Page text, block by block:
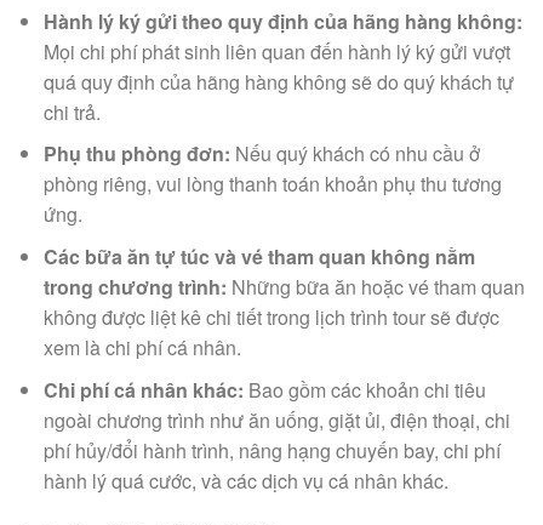
Hành lý ký gửi theo quy định của hãng hàng không:
Mọi chi phí phát sinh liên quan đến hành lý ký gửi vượt
quá quy định của hãng hàng không sẽ do quý khách tự
chi trả.
Phụ thu phòng đơn: Nếu quý khách có nhu cầu ở
phòng riêng, vui lòng thanh toán khoản phụ thu tương
ứng.
Các bữa ăn tự túc và vé tham quan không nằm
trong chương trình: Những bữa ăn hoặc vé tham quan
không được liệt kê chi tiết trong lịch trình tour sẽ được
xem là chi phí cá nhân.
Chi phí cá nhân khác: Bao gồm các khoản chi tiêu
ngoài chương trình như ăn uống, giặt ủi, điện thoại, chi
phí hủy/đổi hành trình, nâng hạng chuyến bay, chi phí
hành lý quá cước, và các dịch vụ cá nhân khác.